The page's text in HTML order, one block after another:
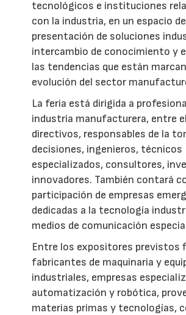
tecnológicos e instituciones
con la industria, en un espacio
presentación de soluciones
intercambio de conocimiento y
las tendencias que están
evolución del sector
La feria está dirigida a
industria manufacturera, entre
directivos, responsables de la
decisiones, ingenieros, técnicos
especializados, consultores,
innovadores. También contará
participación de empresas
dedicadas a la tecnología
medios de comunicación
Entre los expositores previstos
fabricantes de maquinaria y
industriales, empresas
automatización y robótica,
materias primas y tecnologías,